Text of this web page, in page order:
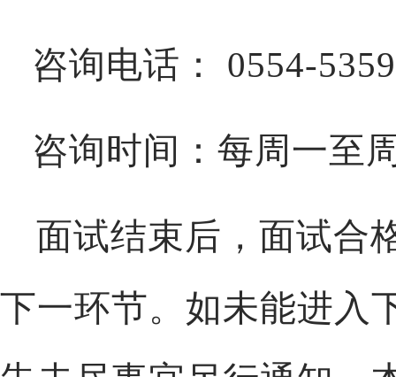
咨询电话 ： 0554-
咨询时间：每周一至
面试结束后，面试合
下一环节。如未能进入